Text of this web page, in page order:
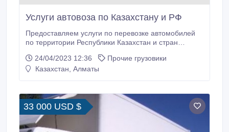
Услуги автовоза по Казахстану и РФ
Предоставляем услуги по перевозке автомобилей
по территории Республики Казахстан и стран
24/04/2023 12:36
Прочие грузовики
Казахстан, Алматы
33 000 USD $